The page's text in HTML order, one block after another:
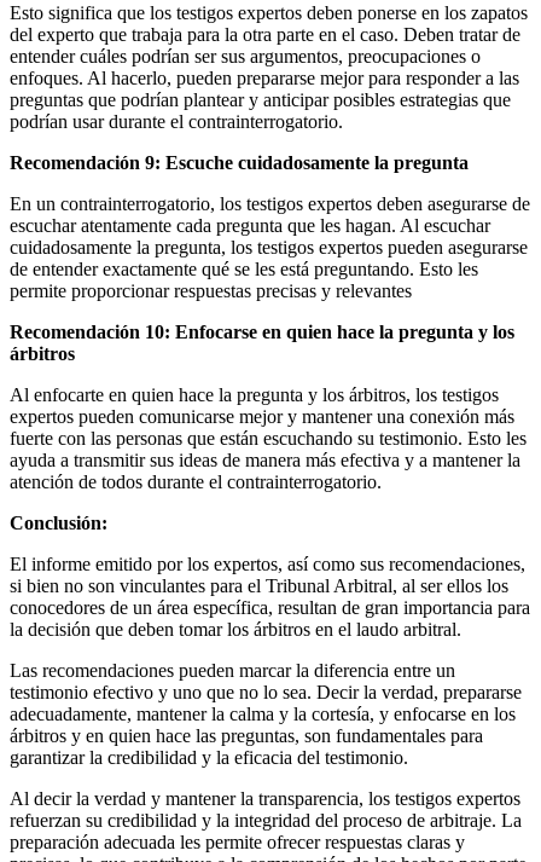
Esto significa que los testigos expertos deben ponerse en los zapatos
del experto que trabaja para la otra parte en el caso. Deben tratar de
entender cuáles podrían ser sus argumentos, preocupaciones o
enfoques. Al hacerlo, pueden prepararse mejor para responder a las
preguntas que podrían plantear y anticipar posibles estrategias que
podrían usar durante el contrainterrogatorio.
Recomendación 9: Escuche cuidadosamente la pregunta
En un contrainterrogatorio, los testigos expertos deben asegurarse de
escuchar atentamente cada pregunta que les hagan. Al escuchar
cuidadosamente la pregunta, los testigos expertos pueden asegurarse
de entender exactamente qué se les está preguntando. Esto les
permite proporcionar respuestas precisas y relevantes
Recomendación 10: Enfocarse en quien hace la pregunta y los
árbitros
Al enfocarte en quien hace la pregunta y los árbitros, los testigos
expertos pueden comunicarse mejor y mantener una conexión más
fuerte con las personas que están escuchando su testimonio. Esto les
ayuda a transmitir sus ideas de manera más efectiva y a mantener la
atención de todos durante el contrainterrogatorio.
Conclusión:
El informe emitido por los expertos, así como sus recomendaciones,
si bien no son vinculantes para el Tribunal Arbitral, al ser ellos los
conocedores de un área específica, resultan de gran importancia para
la decisión que deben tomar los árbitros en el laudo arbitral.
Las recomendaciones pueden marcar la diferencia entre un
testimonio efectivo y uno que no lo sea. Decir la verdad, prepararse
adecuadamente, mantener la calma y la cortesía, y enfocarse en los
árbitros y en quien hace las preguntas, son fundamentales para
garantizar la credibilidad y la eficacia del testimonio.
Al decir la verdad y mantener la transparencia, los testigos expertos
refuerzan su credibilidad y la integridad del proceso de arbitraje. La
preparación adecuada les permite ofrecer respuestas claras y